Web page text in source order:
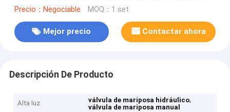
la hidroelectricidad
Precio：Negociable MOQ：1 set
Mejor precio Contactar ahora
Descripción De Producto
Alta luz válvula de mariposa hidráulico,
válvula de mariposa manual